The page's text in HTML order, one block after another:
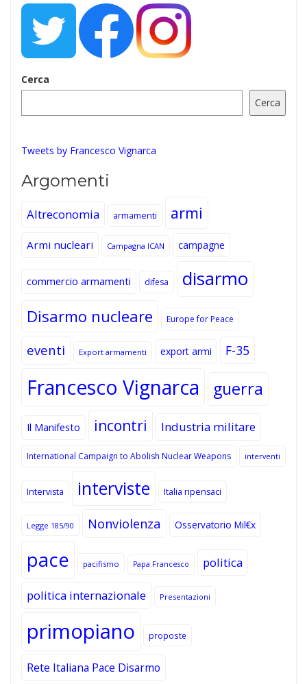
Cerca
Cerca
Tweets by Francesco Vignarca
Argomenti
Altreconomia armamenti armi
Armi nucleari Campagna ICAN campagne
commercio armamenti difesa disarmo
Disarmo nucleare Europe for Peace
eventi Export armamenti export armi F-35
Francesco Vignarca guerra
Il Manifesto incontri Industria militare
International Campaign to Abolish Nuclear Weapons interventi
Intervista interviste Italia ripensaci
Legge 185/90 Nonviolenza Osservatorio Mil€x
pace pacifismo Papa Francesco politica
politica internazionale Presentazioni
primopiano proposte
Rete Italiana Pace Disarmo